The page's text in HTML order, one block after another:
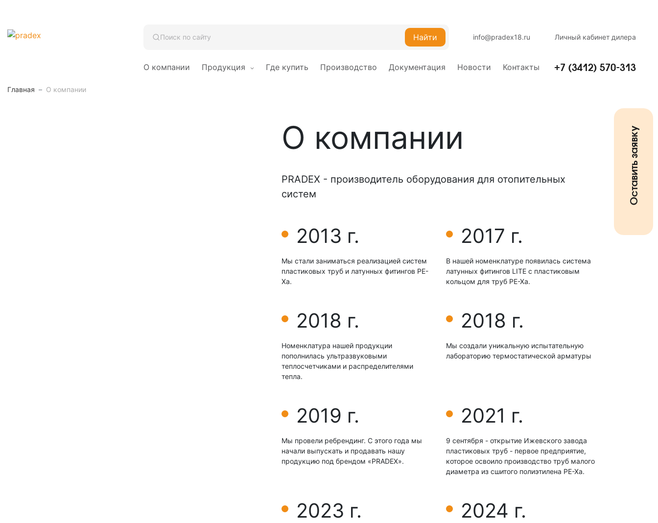
Поиск по сайту Найти info@pradex18.ru Личный кабинет дилера
О компании Продукция Где купить Производство Документация Новости Контакты +7 (3412) 570-313
Главная О компании
О компании
PRADEX - производитель оборудования для отопительных
систем
2013 г.
Мы стали заниматься реализацией систем
пластиковых труб и латунных фитингов РЕ-
Хa.
2017 г.
В нашей номенклатуре появилась система
латунных фитингов LIТЕ с пластиковым
кольцом для труб РЕ-Хa.
2018 г.
Номенклатура нашей продукции
пополнилась ультразвуковыми
теплосчетчиками и распределителями
тепла.
2018 г.
Мы создали уникальную испытательную
лабораторию термостатической арматуры
2019 г.
Мы провели ребрендинг. С этого года мы
начали выпускать и продавать нашу
продукцию под брендом «РRАDEX».
2021 г.
9 сентября - открытие Ижевского завода
пластиковых труб - первое предприятие,
которое освоило производство труб малого
диаметра из сшитого полиэтилена РЕ-Ха.
2023 г. 2024 г.
Оставить заявку